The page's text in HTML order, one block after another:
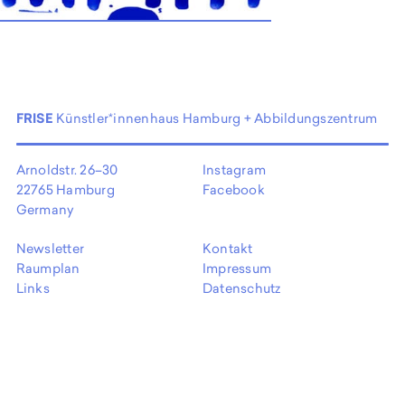
EN
FRISE Künstler*innenhaus Hamburg + Abbildungszentrum
Arnoldstr. 26–30
22765 Hamburg
Germany
Instagram
Facebook
Newsletter
Raumplan
Links
Kontakt
Impressum
Datenschutz